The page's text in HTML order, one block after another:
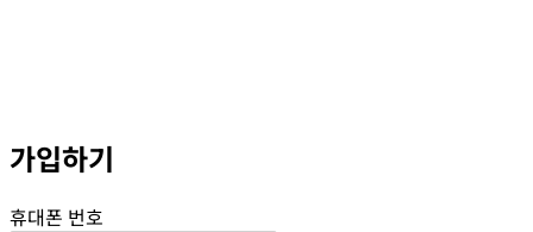
가입하기
휴대폰 번호